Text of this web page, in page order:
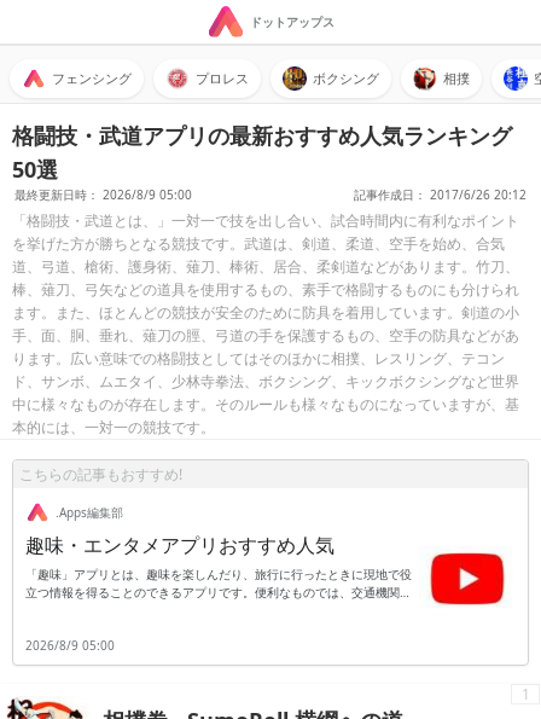
ドットアップス
フェンシング プロレス ボクシング 相撲
格闘技・武道アプリの最新おすすめ人気ランキング
50選
最終更新日時： 2026/8/9 05:00 記事作成日： 2017/6/26 20:12
「格闘技・武道とは、」一対一で技を出し合い、試合時間内に有利なポイント
を挙げた方が勝ちとなる競技です。武道は、剣道、柔道、空手を始め、合気
道、弓道、槍術、護身術、薙刀、棒術、居合、柔剣道などがあります。竹刀、
棒、薙刀、弓矢などの道具を使用するもの、素手で格闘するものにも分けられ
ます。また、ほとんどの競技が安全のために防具を着用しています。剣道の小
手、面、胴、垂れ、薙刀の脛、弓道の手を保護するもの、空手の防具などがあ
ります。広い意味での格闘技としてはそのほかに相撲、レスリング、テコン
ド、サンボ、ムエタイ、少林寺拳法、ボクシング、キックボクシングなど世界
中に様々なものが存在します。そのルールも様々なものになっていますが、基
本的には、一対一の競技です。
こちらの記事もおすすめ!
.Apps編集部
趣味・エンタメアプリおすすめ人気
「趣味」アプリとは、趣味を楽しんだり、旅行に行ったときに現地で役
立つ情報を得ることのできるアプリです。便利なものでは、交通機関の
方法を具体的に知ることができます。さらに、語学の勉強や海外旅行に
役立つのが翻訳アプリです。日本語を入力すると翻訳したい国の言葉に
訳することも可能です。旅行など知らない場所へ行くと、交通手段がス
2026/8/9 05:00
1